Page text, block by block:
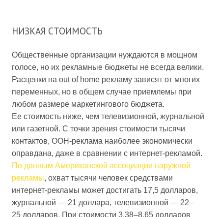
НИЗКАЯ СТОИМОСТЬ
Общественные организации нуждаются в мощном
голосе, но их рекламные бюджеты не всегда велики.
Расценки на out of home рекламу зависят от многих
переменных, но в общем случае приемлемы при
любом размере маркетингового бюджета.
Ее стоимость ниже, чем телевизионной, журнальной
или газетной. С точки зрения стоимости тысячи
контактов, OOH-реклама наиболее экономически
оправдана, даже в сравнении с интернет-рекламой.
По данным Американской ассоциации наружной
рекламы, охват тысячи человек средствами
интернет-рекламы может достигать 17,5 долларов,
журнальной — 21 доллара, телевизионной — 22–
25 долларов. При стоимости 3,38–8,65 долларов